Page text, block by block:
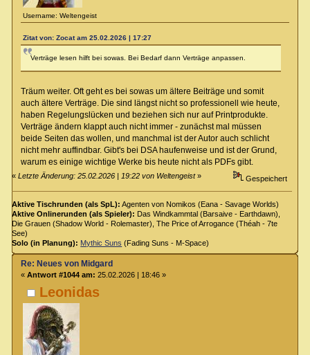
Username: Weltengeist
Zitat von: Zocat am 25.02.2026 | 17:27
Verträge lesen hilft bei sowas. Bei Bedarf dann Verträge anpassen.
Träum weiter. Oft geht es bei sowas um ältere Beiträge und somit
auch ältere Verträge. Die sind längst nicht so professionell wie heute,
haben Regelungslücken und beziehen sich nur auf Printprodukte.
Verträge ändern klappt auch nicht immer - zunächst mal müssen
beide Seiten das wollen, und manchmal ist der Autor auch schlicht
nicht mehr auffindbar. Gibt's bei DSA haufenweise und ist der Grund,
warum es einige wichtige Werke bis heute nicht als PDFs gibt.
«Letzte Änderung: 25.02.2026 | 19:22 von Weltengeist» Gespeichert
Aktive Tischrunden (als SpL): Agenten von Nomikos (Eana - Savage Worlds)
Aktive Onlinerunden (als Spieler): Das Windkammtal (Barsaive - Earthdawn),
Die Grauen (Shadow World - Rolemaster), The Price of Arrogance (Théah - 7te
See)
Solo (in Planung): Mythic Suns (Fading Suns - M-Space)
Leonidas
Re: Neues von Midgard
« Antwort #1044 am: 25.02.2026 | 18:46 »